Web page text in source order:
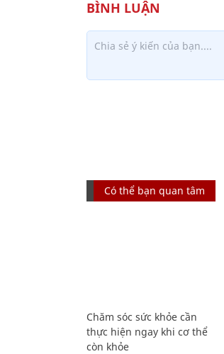
Có thể bạn quan tâm
Chăm sóc sức khỏe cần
thực hiện ngay khi cơ thể
còn khỏe